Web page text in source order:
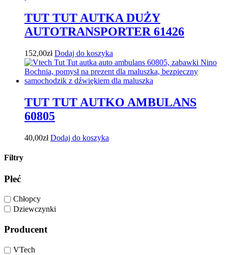
TUT TUT AUTKA DUŻY
AUTOTRANSPORTER 61426
152,00zł Dodaj do koszyka
TUT TUT AUTKO AMBULANS
60805
40,00zł Dodaj do koszyka
Filtry
Płeć
Chłopcy
Dziewczynki
Producent
VTech